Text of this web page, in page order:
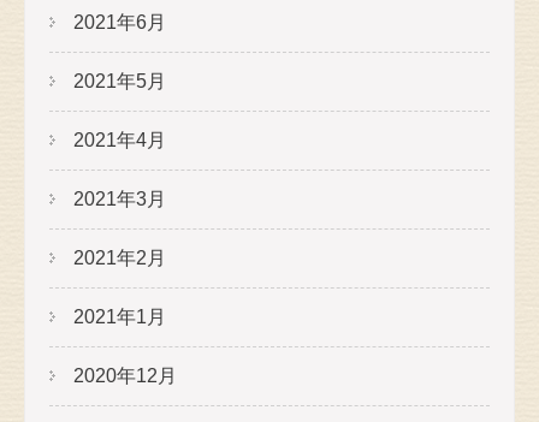
2021年6月
2021年5月
2021年4月
2021年3月
2021年2月
2021年1月
2020年12月